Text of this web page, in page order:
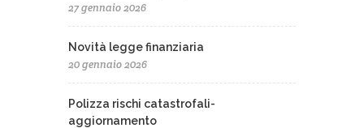
27 gennaio 2026
Novità legge finanziaria
20 gennaio 2026
Polizza rischi catastrofali-
aggiornamento